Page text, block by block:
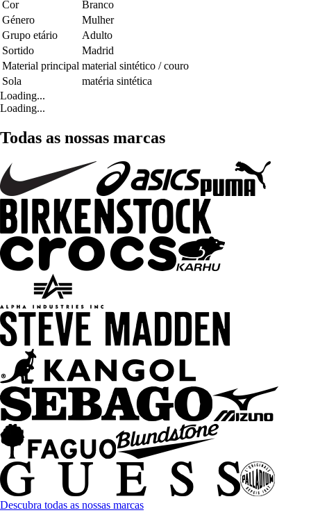
Cor
Branco
Género
Mulher
Grupo etário
Adulto
Sortido
Madrid
Material principal material sintético / couro
Sola
matéria sintética
Loading...
Loading...
Todas as nossas marcas
Descubra todas as nossas marcas